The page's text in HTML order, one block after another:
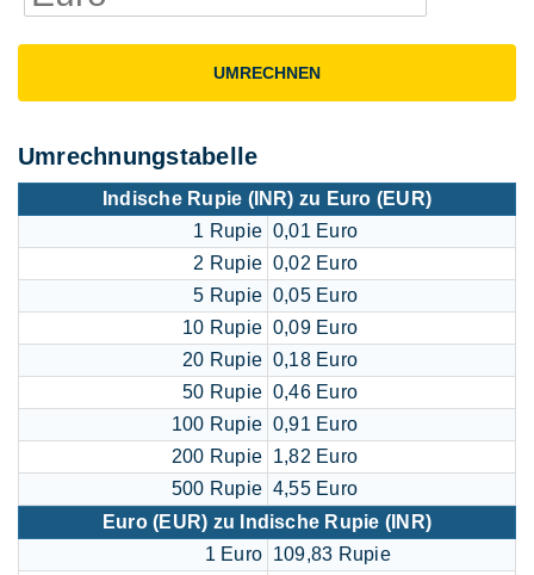
UMRECHNEN
Umrechnungstabelle
Indische Rupie (INR) zu Euro (EUR)
1 Rupie 0,01 Euro
2 Rupie 0,02 Euro
5 Rupie 0,05 Euro
10 Rupie 0,09 Euro
20 Rupie 0,18 Euro
50 Rupie 0,46 Euro
100 Rupie 0,91 Euro
200 Rupie 1,82 Euro
500 Rupie 4,55 Euro
Euro (EUR) zu Indische Rupie (INR)
1 Euro 109,83 Rupie